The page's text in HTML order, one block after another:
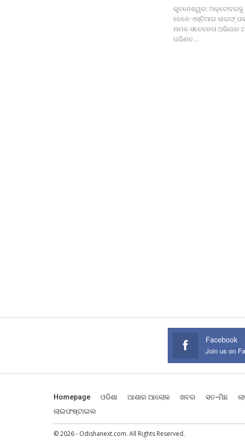
ଭୁବନେଶ୍ୱର: ଅକ୍ଟୋବରକୁ
ବେଳେ ଏସ୍‌ବିଆଇ ଲାଇଫ୍
ନାମକ ସଚେତନତା
ପରିଣତ…
Facebook
Join us on
Homepage ଓଡିଶା ଆଶାର ଆଲୋକ ଖବର ସତ-ମିଛ
ଲାଇଫଷ୍ଟାଇଲ
© 2026 - Odishanext.com. All Rights Reserved.